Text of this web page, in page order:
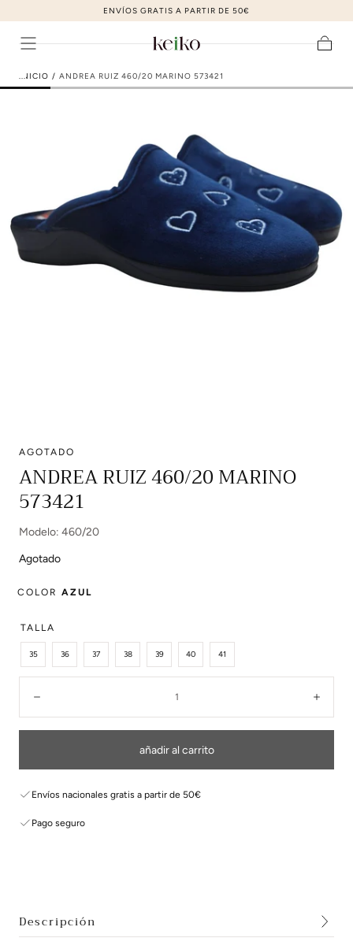
ir al contenido
ZAPATOS DE MODA AL MEJOR PRECIO
multimedia
en
modal
INICIO / ANDREA RUIZ 460/20 MARINO 573421
AGOTADO
ANDREA RUIZ 460/20 MARINO
573421
Modelo: 460/20
Agotado
COLOR AZUL
TALLA
35 36 37 38 39 40 41
añadir al carrito
Envíos nacionales gratis a partir de 50€
Pago seguro
Descripción